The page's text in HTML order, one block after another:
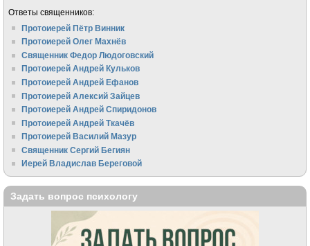
Ответы священников:
Протоиерей Пётр Винник
Протоиерей Олег Махнёв
Священник Федор Людоговский
Протоиерей Андрей Кульков
Протоиерей Андрей Ефанов
Протоиерей Алексий Зайцев
Протоиерей Андрей Спиридонов
Протоиерей Андрей Ткачёв
Протоиерей Василий Мазур
Священник Сергий Бегиян
Иерей Владислав Береговой
Задать вопрос психологу